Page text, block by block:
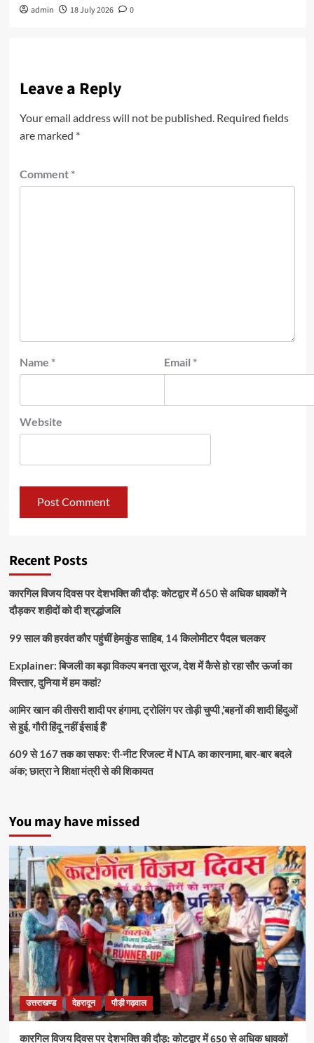
admin 18 July 2026 0
Leave a Reply
Your email address will not be published. Required fields
are marked *
Comment *
Name * Email *
Website
Recent Posts
कारगिल विजय दिवस पर देशभक्ति की दौड़: कोटद्वार में 650 से अधिक धावकों ने
दौड़कर शहीदों को दी श्रद्धांजलि
99 साल की हरवंत कौर पहुंचीं हेमकुंड साहिब, 14 किलोमीटर पैदल चलकर
Explainer: बिजली का बड़ा विकल्प बनता सूरज, देश में कैसे हो रहा सौर ऊर्जा का
विस्तार, दुनिया में हम कहां?
आमिर खान की तीसरी शादी पर हंगामा, ट्रोलिंग पर तोड़ी चुप्पी ,’बहनों की शादी हिंदुओं
से हुई, गौरी हिंदू नहीं ईसाई हैं’
609 से 167 तक का सफर: री-नीट रिजल्ट में NTA का कारनामा, बार-बार बदले
अंक; छात्रा ने शिक्षा मंत्री से की शिकायत
You may have missed
उत्तराखण्ड देहरादून पौड़ी गढ़वाल
कारगिल विजय दिवस पर देशभक्ति की दौड़: कोटद्वार में 650 से अधिक धावकों